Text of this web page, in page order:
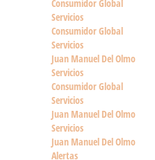
Consumidor Global
Servicios
Consumidor Global
Servicios
Juan Manuel Del Olmo
Servicios
Consumidor Global
Servicios
Juan Manuel Del Olmo
Servicios
Juan Manuel Del Olmo
Alertas